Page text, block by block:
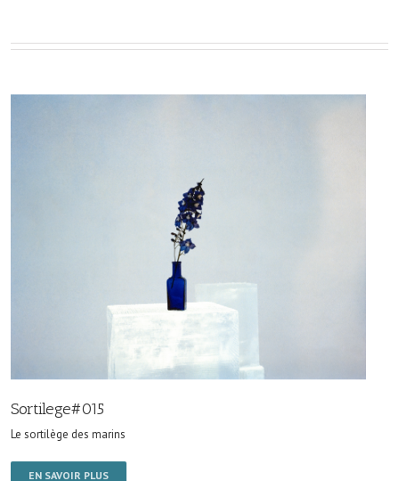
Sortilege#015
Le sortilège des marins
EN SAVOIR PLUS